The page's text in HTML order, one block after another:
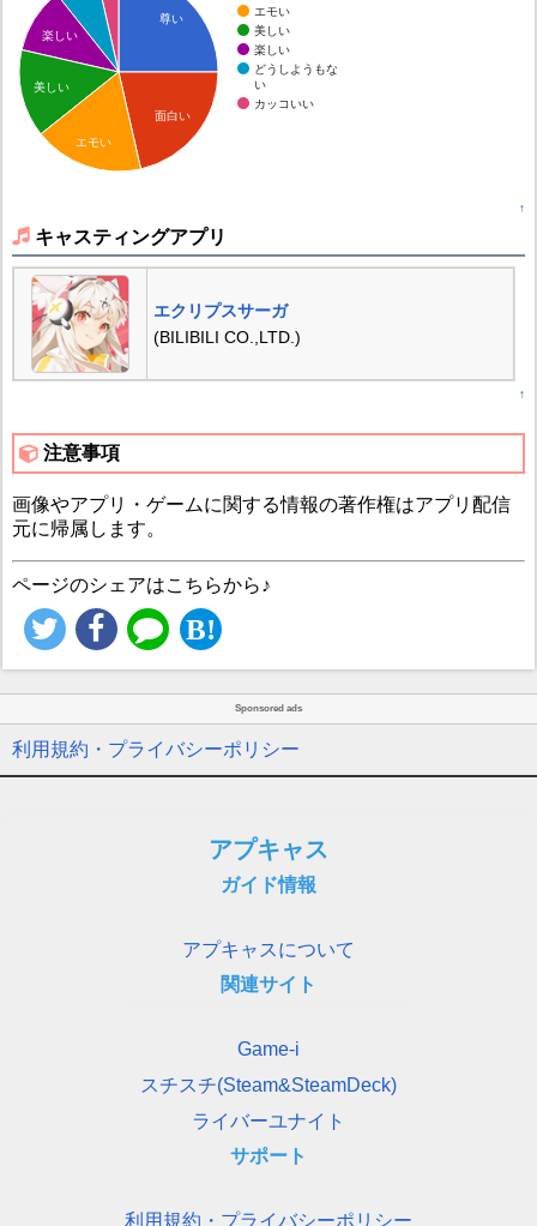
エモい
美しい
楽しい
どうしようもな
い
カッコいい
尊い
面白い
楽しい
美しい
エモい
↑
キャスティングアプリ
エクリプスサーガ
(BILIBILI CO.,LTD.)
↑
注意事項
画像やアプリ・ゲームに関する情報の著作権はアプリ配信
元に帰属します。
ページのシェアはこちらから♪
Sponsored ads
利用規約・プライバシーポリシー
アプキャス
ガイド情報
アプキャスについて
関連サイト
Game-i
スチスチ(Steam&SteamDeck)
ライバーユナイト
サポート
利用規約・プライバシーポリシー